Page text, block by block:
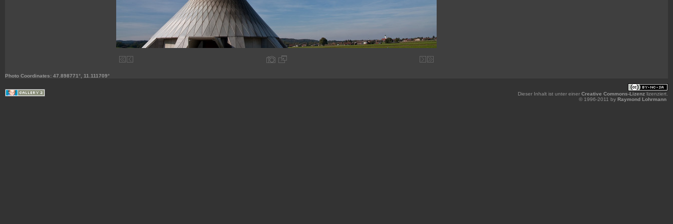
Photo Coordinates: 47.898771°, 11.111709°
Dieser Inhalt ist unter einer Creative Commons-Lizenz lizenziert.
© 1996-2011 by Raymond Lohrmann